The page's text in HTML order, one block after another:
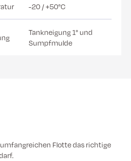
-20 / +50°C
Tankneigung 1° und
Sumpfmulde
Flotte das richtige